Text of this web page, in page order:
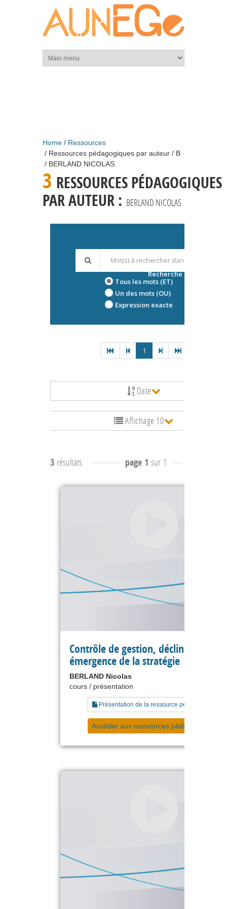
Home
Ressources
Ressources pédagogiques par auteur
B
BERLAND NICOLAS
3 RESSOURCES PÉDAGOGIQUES
PAR AUTEUR : BERLAND NICOLAS
Tous les mots (ET)
Un des mots (OU)
Expression exacte
Recherche avancée
1
Date
Affichage 10
3 résultats page 1 sur 1
Contrôle de gestion, déclinaison,
émergence de la stratégie
BERLAND Nicolas
cours / présentation
Présentation de la ressource pédagogique
Accéder aux ressources pédagogiques